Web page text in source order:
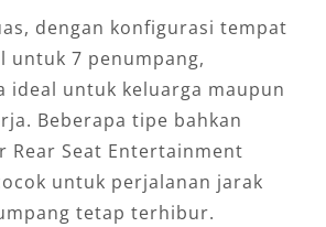
dengan konfigurasi tempat
untuk 7 penumpang,
ideal untuk keluarga maupun
Beberapa tipe bahkan
Rear Seat Entertainment
untuk perjalanan jarak
tetap terhibur.